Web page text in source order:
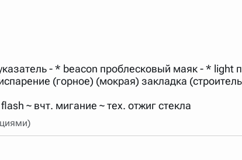
буквы. Например, в кроссворде есть слово
"***м***ов поэт" (без кавычек). Нажимаем "Найти" и
словарь вверх или вниз за прямоугольник слева от
- * beacon проблесковый маяк - * light
(горное) (мокрая) закладка
~ вчт. мигание ~ тех. отжиг стекла